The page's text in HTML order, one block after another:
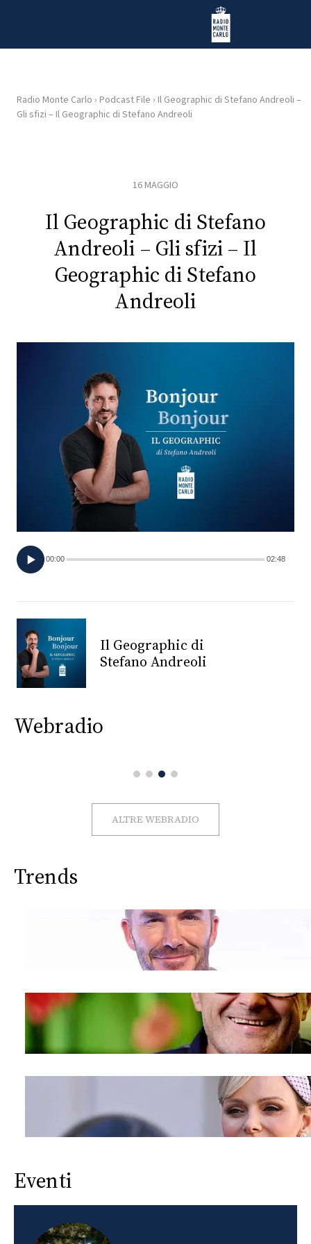
Radio Monte Carlo
HOME
RADIO
PLAYLIST
FOTO
CONCORSI
VIDEO
PRINCIPATO
DI
MONACO
CONSIGLIA
Radio Monte Carlo › Podcast File › Il Geographic di Stefano Andreoli –
Gli sfizi – Il Geographic di Stefano Andreoli
16 MAGGIO
Il Geographic di Stefano
Andreoli – Gli sfizi – Il
Geographic di Stefano
Andreoli
00:00 02:48
Il Geographic di
Stefano Andreoli
Webradio
ALTRE WEBRADIO
Trends
Eventi